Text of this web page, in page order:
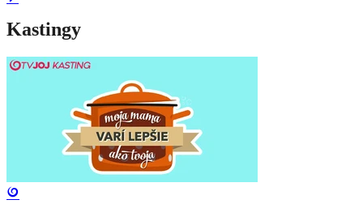
Kastingy